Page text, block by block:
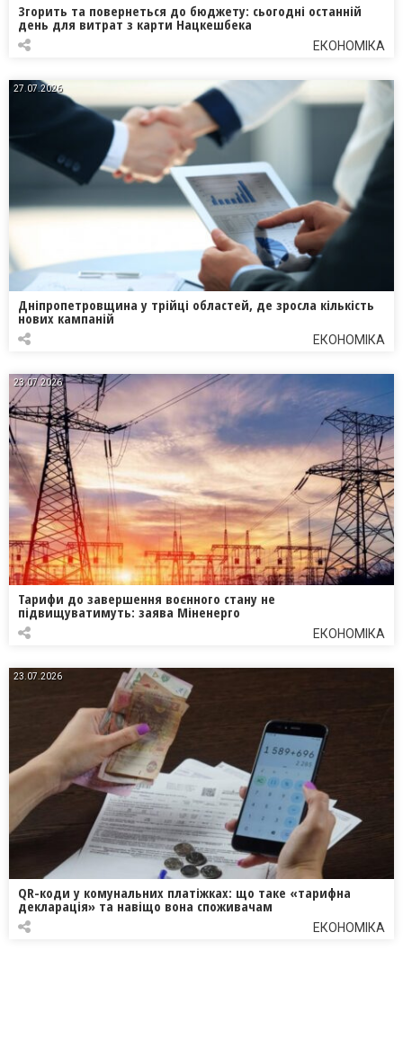
Згорить та повернеться до бюджету: сьогодні останній
день для витрат з карти Нацкешбека
ЕКОНОМІКА
27.07.2026
Дніпропетровщина у трійці областей, де зросла кількість
нових кампаній
ЕКОНОМІКА
23.07.2026
Тарифи до завершення воєнного стану не
підвищуватимуть: заява Міненерго
ЕКОНОМІКА
23.07.2026
QR-коди у комунальних платіжках: що таке «тарифна
декларація» та навіщо вона споживачам
ЕКОНОМІКА